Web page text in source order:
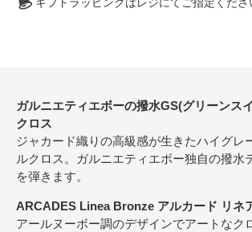
ガルニエティエボーの撥水GS(グリーンス
クロス
ジャカード織りの高級感が生きたハイグレ
ルクロス。ガルニエティエボー独自の撥水
を弾きます。
ARCADES Linea Bronze アルカード リネ
アールヌーボー調のデザインでアートなク